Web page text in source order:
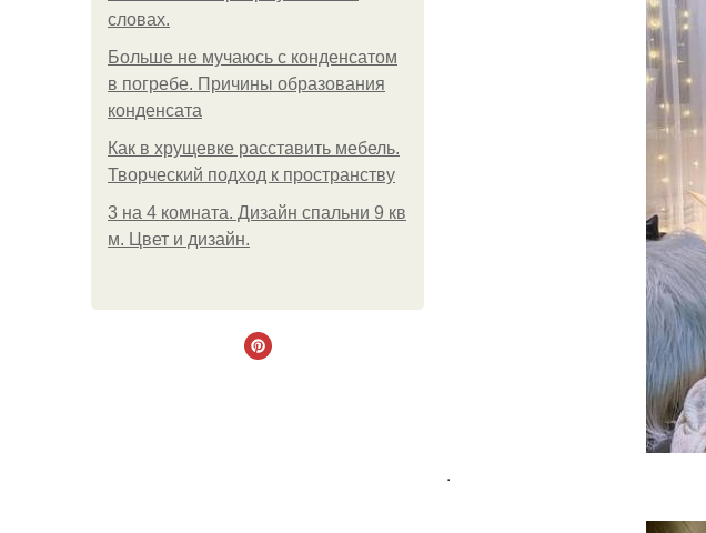
словах.
Больше не мучаюсь с конденсатом
в погребе. Причины образования
конденсата
Как в хрущевке расставить мебель.
Творческий подход к пространству
3 на 4 комната. Дизайн спальни 9 кв
м. Цвет и дизайн.
.